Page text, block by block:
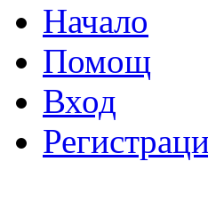
Начало
Помощ
Вход